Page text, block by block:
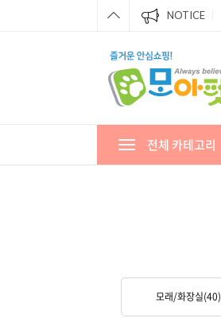
NOTICE
전체 카테고리
모래/화장실(40)